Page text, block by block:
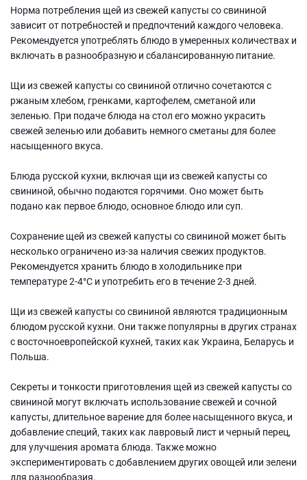
Норма потребления щей из свежей капусты со свининой
зависит от потребностей и предпочтений каждого человека.
Рекомендуется употреблять блюдо в умеренных количествах и
включать в разнообразную и сбалансированную питание.
Щи из свежей капусты со свининой отлично сочетаются с
ржаным хлебом, гренками, картофелем, сметаной или
зеленью. При подаче блюда на стол его можно украсить
свежей зеленью или добавить немного сметаны для более
насыщенного вкуса.
Блюда русской кухни, включая щи из свежей капусты со
свининой, обычно подаются горячими. Оно может быть
подано как первое блюдо, основное блюдо или суп.
Сохранение щей из свежей капусты со свининой может быть
несколько ограничено из-за наличия свежих продуктов.
Рекомендуется хранить блюдо в холодильнике при
температуре 2-4°C и употребить его в течение 2-3 дней.
Щи из свежей капусты со свининой являются традиционным
блюдом русской кухни. Они также популярны в других странах
с восточноевропейской кухней, таких как Украина, Беларусь и
Польша.
Секреты и тонкости приготовления щей из свежей капусты со
свининой могут включать использование свежей и сочной
капусты, длительное варение для более насыщенного вкуса, и
добавление специй, таких как лавровый лист и черный перец,
для улучшения аромата блюда. Также можно
экспериментировать с добавлением других овощей или зелени
для разнообразия.